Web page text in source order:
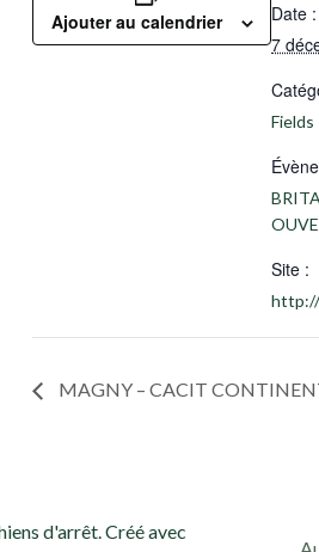
Ajouter au calendrier
Date :
7
Site :
MAGNY – CACIT
d'arrêt. Créé avec